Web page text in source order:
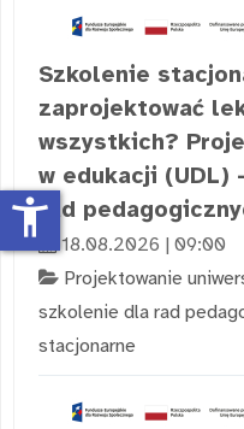
Szkolenie
zaprojektować
wszystkich?
w edukacji (UDL)
rad
18.08.2026 | 09:00
Projektowanie
szkolenie dla rad
stacjonarne
accessibility_new